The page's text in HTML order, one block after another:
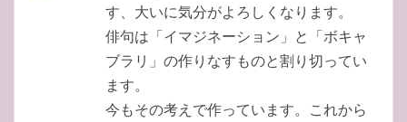
す、大いに気分がよろしくなります。
俳句は「イマジネーション」と「ボキャ
ブラリ」の作りなすものと割り切ってい
ます。
今もその考えで作っています。これから